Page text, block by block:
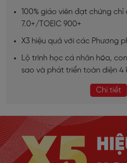
100% giáo viên đạt chứng chỉ
7.0+/TOEIC 900+
X3 hiệu quả với các Phương
Lộ trình học cá nhân hóa,
sao và phát triển toàn diện 4
Chi tiết